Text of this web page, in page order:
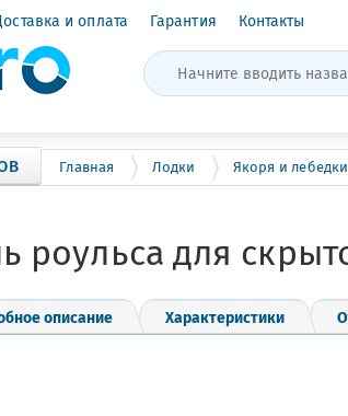
и оплата Гарантия Контакты
Главная Лодки Якоря и лебедки
роульса для
описание Характеристики